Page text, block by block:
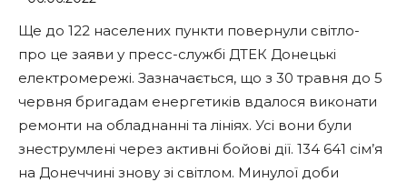
Ще до 122 населених пункти повернули світло-
про це заяви у пресс-службі ДТЕК Донецькі
електромережі. Зазначається, що з 30 травня до 5
червня бригадам енергетиків вдалося виконати
ремонти на обладнанні та лініях. Усі вони були
знеструмлені через активні бойові дії. 134 641 сім’я
на Донеччині знову зі світлом. Минулої доби